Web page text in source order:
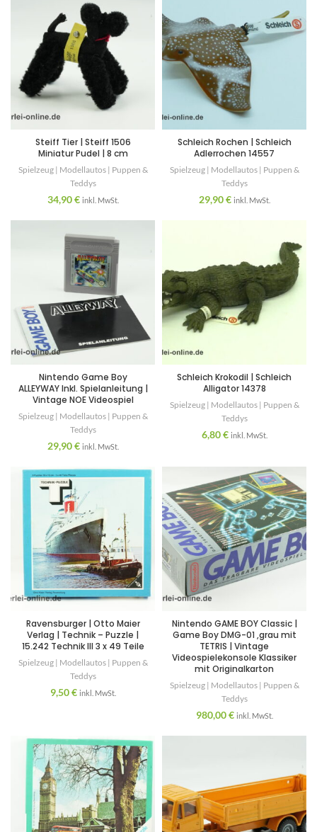
Steiff Tier | Steiff 1506
Miniatur Pudel | 8 cm
Spielzeug | Modellautos | Puppen &
Teddys
34,90€ inkl. MwSt.
Schleich Rochen | Schleich
Adlerrochen 14557
Spielzeug | Modellautos | Puppen &
Teddys
29,90€ inkl. MwSt.
Nintendo Game Boy
ALLEYWAY Inkl. Spielanleitung |
Vintage NOE Videospiel
Spielzeug | Modellautos | Puppen &
Teddys
29,90€ inkl. MwSt.
Schleich Krokodil | Schleich
Alligator 14378
Spielzeug | Modellautos | Puppen &
Teddys
6,80€ inkl. MwSt.
Ravensburger | Otto Maier
Verlag | Technik – Puzzle |
15.242 Technik III 3 x 49 Teile
Spielzeug | Modellautos | Puppen &
Teddys
9,50€ inkl. MwSt.
Nintendo GAME BOY Classic |
Game Boy DMG-01 ,grau mit
TETRIS | Vintage
Videospielekonsole Klassiker
mit Originalkarton
Spielzeug | Modellautos | Puppen &
Teddys
980,00€ inkl. MwSt.